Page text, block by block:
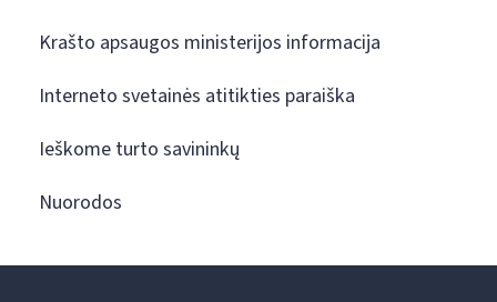
Krašto apsaugos ministerijos informacija
Interneto svetainės atitikties paraiška
Ieškome turto savininkų
Nuorodos